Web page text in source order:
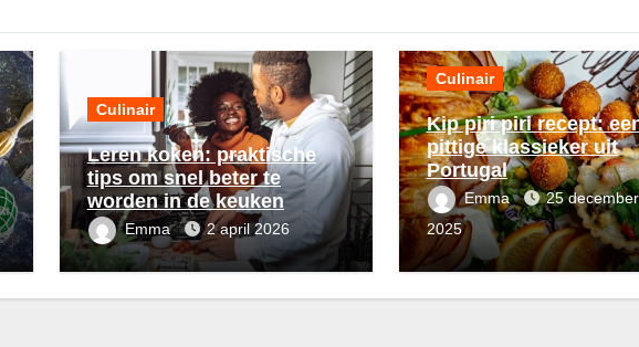
Culinair
Leren koken: praktische
tips om snel beter te
worden in de keuken
Emma 2 april 2026
Culinair
Kip piri piri recept:
pittige klassieker uit
Portugal
Emma
25 december
2025